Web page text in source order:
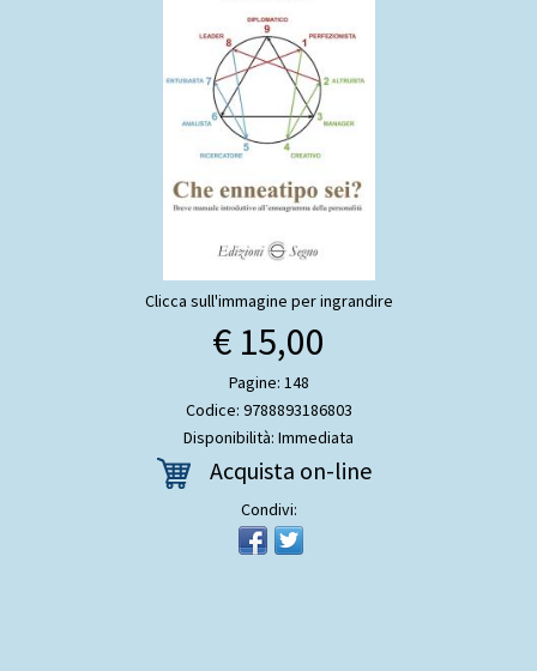
Clicca sull'immagine per ingrandire
€ 15,00
Pagine: 148
Codice: 9788893186803
Disponibilità: Immediata
Acquista on-line
Condivi: